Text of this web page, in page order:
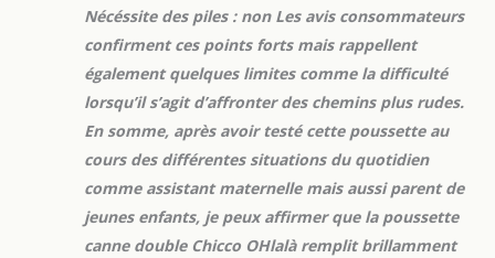
Nécéssite des piles : non Les avis consommateurs
confirment ces points forts mais rappellent
également quelques limites comme la difficulté
lorsqu’il s’agit d’affronter des chemins plus rudes.
En somme, après avoir testé cette poussette au
cours des différentes situations du quotidien
comme assistant maternelle mais aussi parent de
jeunes enfants, je peux affirmer que la poussette
canne double Chicco OHlalà remplit brillamment